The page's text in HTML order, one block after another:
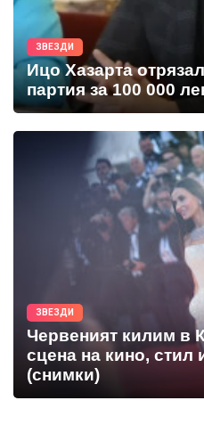
ЗВЕЗДИ
Ицо Хазарта
партия за 100 000
ЗВЕЗДИ
Червеният килим в
сцена на кино, стил
(снимки)